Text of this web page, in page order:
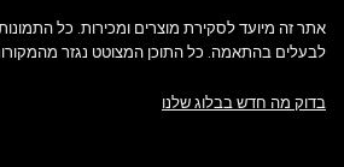
אתר זה מיועד לסקירת מוצרים ומכירות. כל התמונות
לבעלים בהתאמה. כל התוכן המצוטט נגזר
בדוק מה חדש בבלוג שלנו